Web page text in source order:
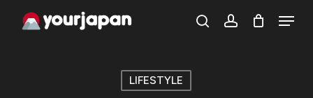
searchaccount
Menu
LIFESTYLE